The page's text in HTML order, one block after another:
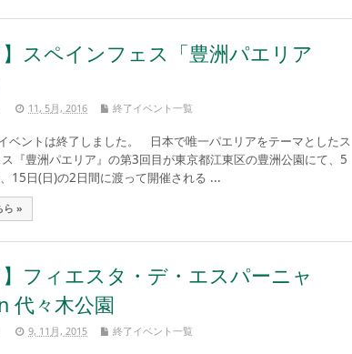
】スペインフェス「豊洲パエリア
11, 5月, 2016 終了イベント一覧
ベントは終了しました。 日本で唯一パエリアをテーマとしたス
『豊洲パエリア』の第3回目が東京都江東区の豊洲公園にて、5
15日(日)の2日間に渡って開催される ...
ら »
】フィエスタ・デ・エスパーニャ
代々木公園
9, 11月, 2015 終了イベント一覧